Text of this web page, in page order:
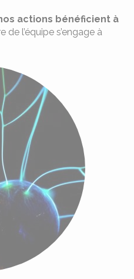
actions bénéficient à
de l’équipe s’engage à